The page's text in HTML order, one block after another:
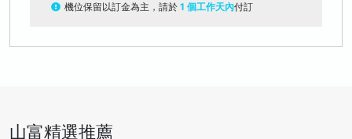
機位保留以訂金為主，請於 1 個工作天內付訂
山富精選推薦